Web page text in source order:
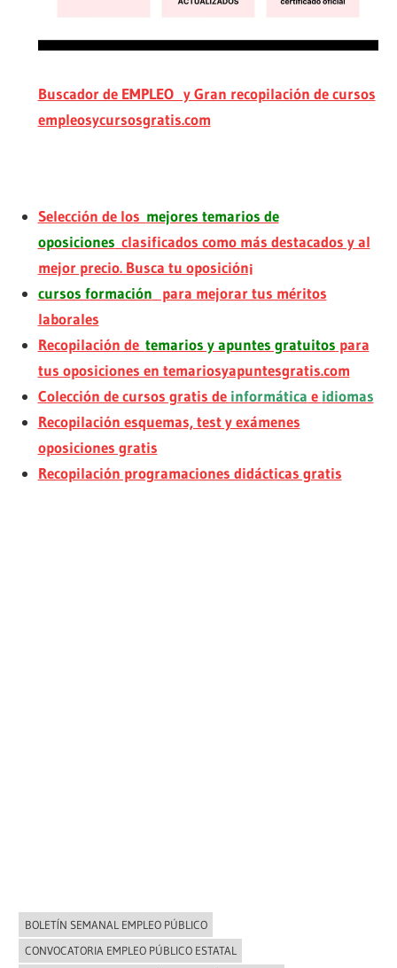
Buscador de EMPLEO y Gran recopilación de cursos
empleosycursosgratis.com
Selección de los mejores temarios de
oposiciones clasificados como más destacados y al
mejor precio. Busca tu oposición¡
cursos formación para mejorar tus méritos
laborales
Recopilación de temarios y apuntes gratuitos para
tus oposiciones en temariosyapuntesgratis.com
Colección de cursos gratis de informática e idiomas
Recopilación esquemas, test y exámenes
oposiciones gratis
Recopilación programaciones didácticas gratis
NOVEDADES
BOLETÍN SEMANAL EMPLEO PÚBLICO
CONVOCATORIA EMPLEO PÚBLICO ESTATAL